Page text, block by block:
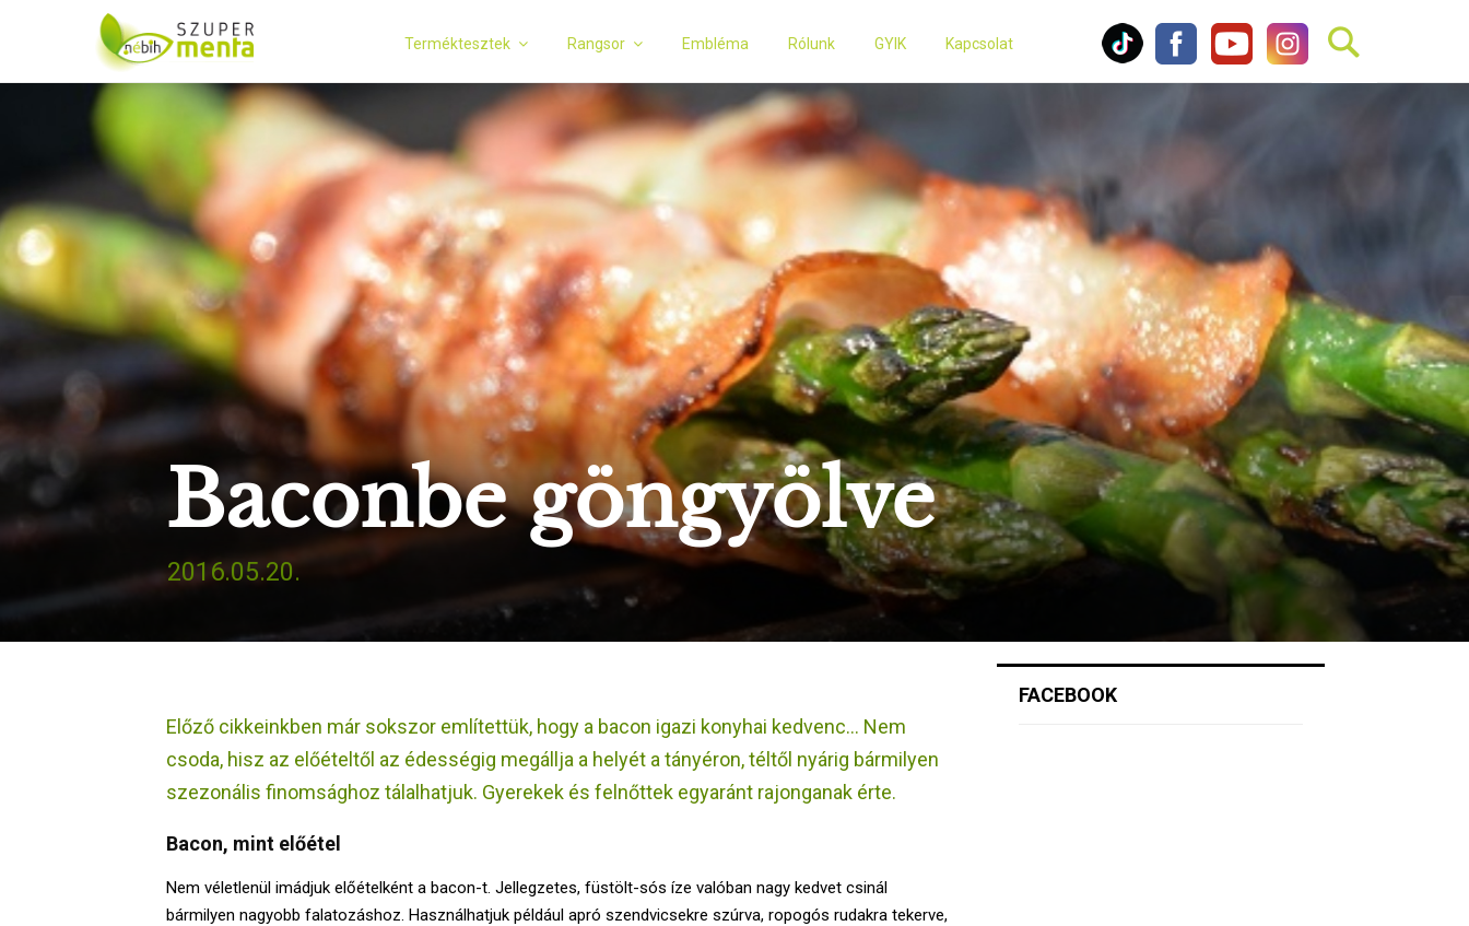
Terméktesztek Rangsor Embléma Rólunk GYIK Kapcsolat
Baconbe göngyölve
2016.05.20.
Előző cikkeinkben már sokszor említettük, hogy a bacon igazi konyhai kedvenc… Nem
csoda, hisz az előételtől az édességig megállja a helyét a tányéron, téltől nyárig bármilyen
szezonális finomsághoz tálalhatjuk. Gyerekek és felnőttek egyaránt rajonganak érte.
Bacon, mint előétel
Nem véletlenül imádjuk előételként a bacon-t. Jellegzetes, füstölt-sós íze valóban nagy kedvet csinál
bármilyen nagyobb falatozáshoz. Használhatjuk például apró szendvicsekre szúrva, ropogós rudakra tekerve,
FACEBOOK